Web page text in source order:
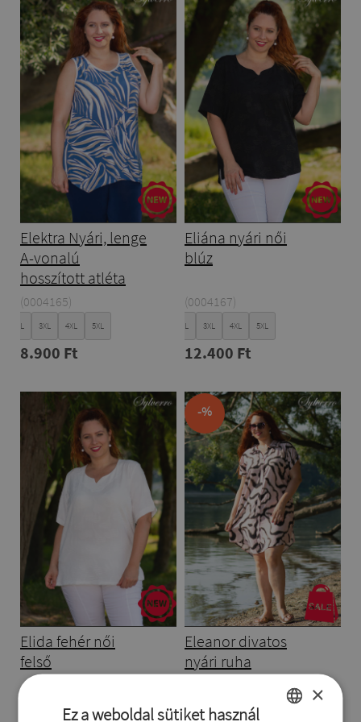
Elektra Nyári, lenge
A-vonalú
hosszított atléta
(0004165)
XXL 3XL 4XL
8.900 Ft
Eliána nyári női
blúz
(0004167)
XXL 3XL 4XL
12.400 Ft
Elida fehér női
felső
(0004167-1)
-%
Eleanor divatos
nyári ruha
(0004157-4) ×
Ez a weboldal sütiket használ